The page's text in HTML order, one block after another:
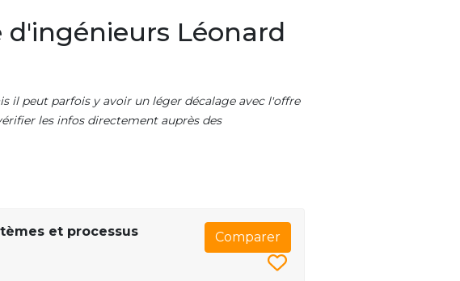
d'ingénieurs Léonard
il peut parfois y avoir un léger décalage avec l'offre
les infos directement auprès des
et processus
Comparer